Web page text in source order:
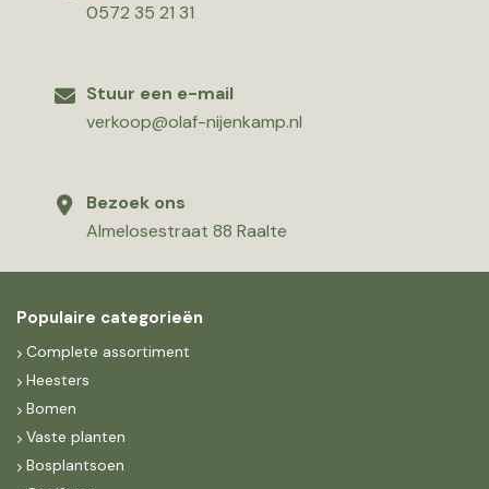
0572 35 21 31
Stuur een e-mail
verkoop@olaf-nijenkamp.nl
Bezoek ons
Almelosestraat 88 Raalte
Populaire categorieën
Complete assortiment
Heesters
Bomen
Vaste planten
Bosplantsoen